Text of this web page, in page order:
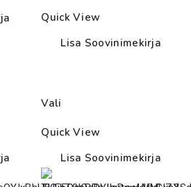
Quick View
Lisa Soovinimekirja
Vali
Quick View
Lisa Soovinimekirja